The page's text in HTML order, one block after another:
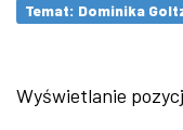
Temat: Dominika
Wyświetlanie